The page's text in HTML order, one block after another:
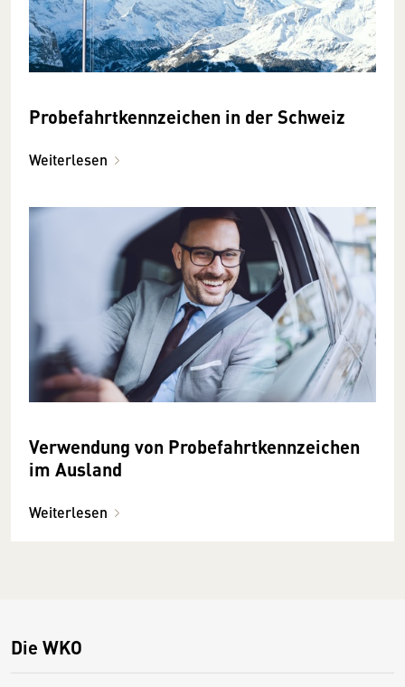
Probefahrtkennzeichen in der Schweiz
Weiterlesen
Verwendung von Probefahrtkennzeichen
im Ausland
Weiterlesen
Die WKO